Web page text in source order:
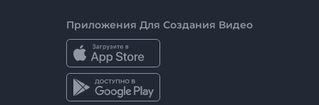
Приложения Для Создания Видео